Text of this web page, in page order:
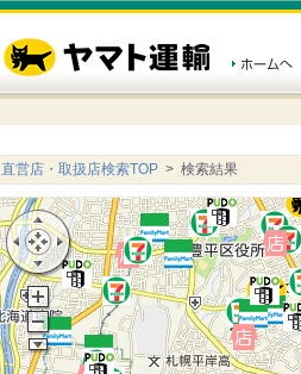
直営店・取扱店検索TOP > 検索結果